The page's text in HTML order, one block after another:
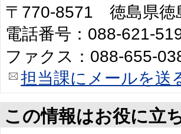
〒770-8571 徳島県徳
電話番号：088-621-
ファクス：088-655-
担当課にメールを送
この情報はお役に立